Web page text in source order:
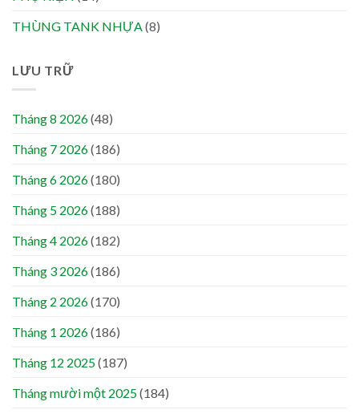
THÙNG TANK NHỰA (8)
LƯU TRỮ
Tháng 8 2026(48)
Tháng 7 2026(186)
Tháng 6 2026(180)
Tháng 5 2026(188)
Tháng 4 2026(182)
Tháng 3 2026(186)
Tháng 2 2026(170)
Tháng 1 2026(186)
Tháng 12 2025(187)
Tháng mười một 2025(184)